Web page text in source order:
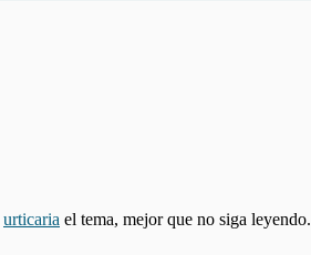
urticaria el tema, mejor que no siga leyendo.